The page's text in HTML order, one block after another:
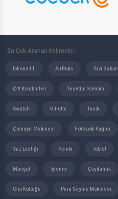
En Çok Aranan Kelimeler:
Iphone 11 AirPods Sıvı Sabun
Çift Kombinleri Tesettür Kombin
Swatch Gillette Tunik
Çamaşır Makinesi Fotokobi Kağıdı
Yaz Lastiği Kombi Tablet
Mangal İşlemci Çaydanlık
Ofis Koltuğu Para Sayma Makinesi